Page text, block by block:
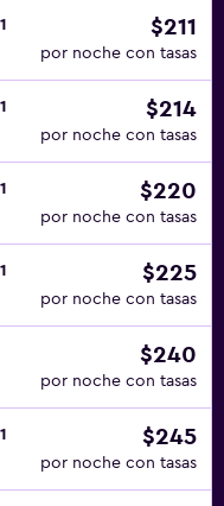
$211
por noche con tasas
$214
por noche con tasas
$220
por noche con tasas
$225
por noche con tasas
$240
por noche con tasas
$245
por noche con tasas